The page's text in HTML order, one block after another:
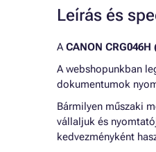
Leírás és
ACANON CRG046H
A webshopunkban
dokumentumok
Bármilyen műszaki
vállaljuk és
kedvezményként